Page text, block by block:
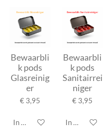
Bewaarbli
k pods
Glasreinig
er
€ 3,95
In winkelwagen
Bewaarbli
k pods
Sanitairrei
niger
€ 3,95
In winkelwagen